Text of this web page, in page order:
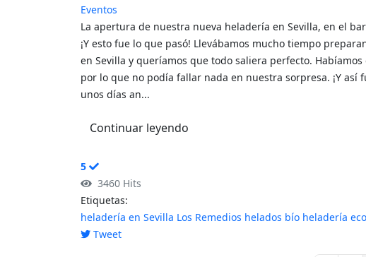
Eventos
La apertura de nuestra nueva heladería en Sevilla, en el
¡Y esto fue lo que pasó! Llevábamos mucho tiempo
en Sevilla y queríamos que todo saliera perfecto.
por lo que no podía fallar nada en nuestra sorpresa. ¡Y
unos días an...
Continuar leyendo
5
3460 Hits
Etiquetas:
heladería en Sevilla Los Remedios helados bío heladería
Tweet